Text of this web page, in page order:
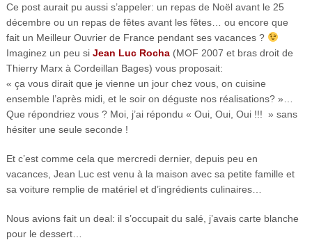
Ce post aurait pu aussi s’appeler: un repas de Noël avant le 25
décembre ou un repas de fêtes avant les fêtes… ou encore que
fait un Meilleur Ouvrier de France pendant ses vacances ?
Imaginez un peu si Jean Luc Rocha(MOF 2007 et bras droit de
Thierry Marx à Cordeillan Bages) vous proposait:
« ça vous dirait que je vienne un jour chez vous, on cuisine
ensemble l’après midi, et le soir on déguste nos réalisations? »…
Que répondriez vous ? Moi, j’ai répondu « Oui, Oui, Oui !!! » sans
hésiter une seule seconde !
Et c’est comme cela que mercredi dernier, depuis peu en
vacances, Jean Luc est venu à la maison avec sa petite famille et
sa voiture remplie de matériel et d’ingrédients culinaires…
Nous avions fait un deal: il s’occupait du salé, j’avais carte blanche
pour le dessert…